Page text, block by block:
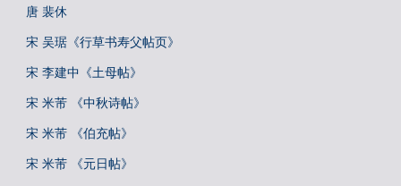
唐 裴休
宋 吴琚《行草书寿父帖页》
宋 李建中《土母帖》
宋 米芾 《中秋诗帖》
宋 米芾 《伯充帖》
宋 米芾 《元日帖》